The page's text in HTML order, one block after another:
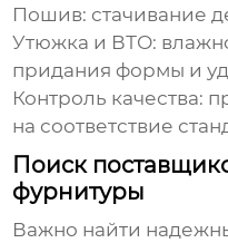
Пошив: стачивание
Утюжка и ВТО:
придания формы и
Контроль качества:
на соответствие
Поиск
фурнитуры
Важно найти